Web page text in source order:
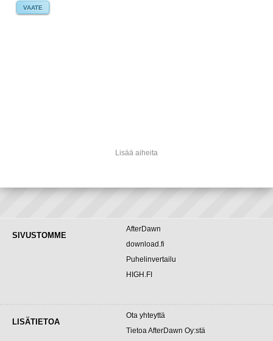
VAATE
Lisää aiheita
SIVUSTOMME
AfterDawn
download.fi
Puhelinvertailu
HIGH.FI
LISÄTIETOA
Ota yhteyttä
Tietoa AfterDawn Oy:stä